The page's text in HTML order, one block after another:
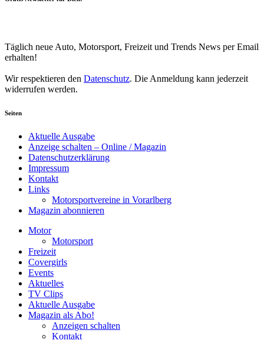
Täglich neue Auto, Motorsport, Freizeit und Trends News per Email
erhalten!
Wir respektieren den Datenschutz. Die Anmeldung kann jederzeit
widerrufen werden.
Seiten
Aktuelle Ausgabe
Anzeige schalten – Online / Magazin
Datenschutzerklärung
Impressum
Kontakt
Links
Motorsportvereine in Vorarlberg
Magazin abonnieren
Motor
Motorsport
Freizeit
Covergirls
Events
Aktuelles
TV Clips
Aktuelle Ausgabe
Magazin als Abo!
Anzeigen schalten
Kontakt